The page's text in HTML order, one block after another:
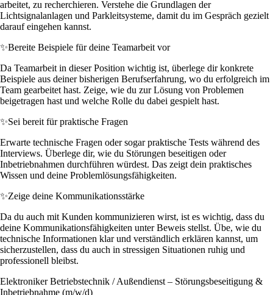
arbeitet, zu recherchieren. Verstehe die Grundlagen der
Lichtsignalanlagen und Parkleitsysteme, damit du im Gespräch gezielt
darauf eingehen kannst.
✨Bereite Beispiele für deine Teamarbeit vor
Da Teamarbeit in dieser Position wichtig ist, überlege dir konkrete
Beispiele aus deiner bisherigen Berufserfahrung, wo du erfolgreich im
Team gearbeitet hast. Zeige, wie du zur Lösung von Problemen
beigetragen hast und welche Rolle du dabei gespielt hast.
✨Sei bereit für praktische Fragen
Erwarte technische Fragen oder sogar praktische Tests während des
Interviews. Überlege dir, wie du Störungen beseitigen oder
Inbetriebnahmen durchführen würdest. Das zeigt dein praktisches
Wissen und deine Problemlösungsfähigkeiten.
✨Zeige deine Kommunikationsstärke
Da du auch mit Kunden kommunizieren wirst, ist es wichtig, dass du
deine Kommunikationsfähigkeiten unter Beweis stellst. Übe, wie du
technische Informationen klar und verständlich erklären kannst, um
sicherzustellen, dass du auch in stressigen Situationen ruhig und
professionell bleibst.
Elektroniker Betriebstechnik / Außendienst – Störungsbeseitigung &
Inbetriebnahme (m/w/d)